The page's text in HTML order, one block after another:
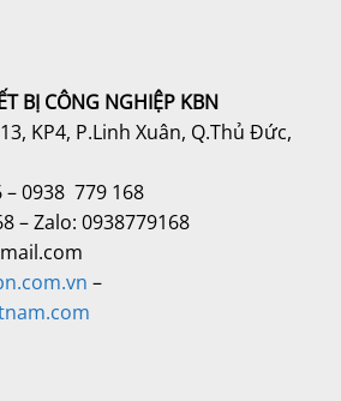
BỊ CÔNG NGHIỆP KBN
KP4, P.Linh Xuân, Q.Thủ Đức,
– 0938 779 168
– Zalo: 0938779168
–